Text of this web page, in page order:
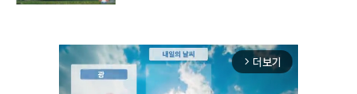
arrow_forward_ios 더보기